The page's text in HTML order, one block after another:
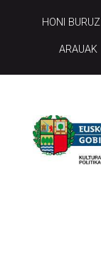
HONI BURUZ
ARAUAK